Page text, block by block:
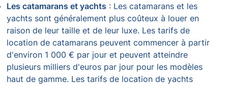
Les catamarans et yachts : Les catamarans et les
yachts sont généralement plus coûteux à louer en
raison de leur taille et de leur luxe. Les tarifs de
location de catamarans peuvent commencer à partir
d'environ 1 000 € par jour et peuvent atteindre
plusieurs milliers d'euros par jour pour les modèles
haut de gamme. Les tarifs de location de yachts